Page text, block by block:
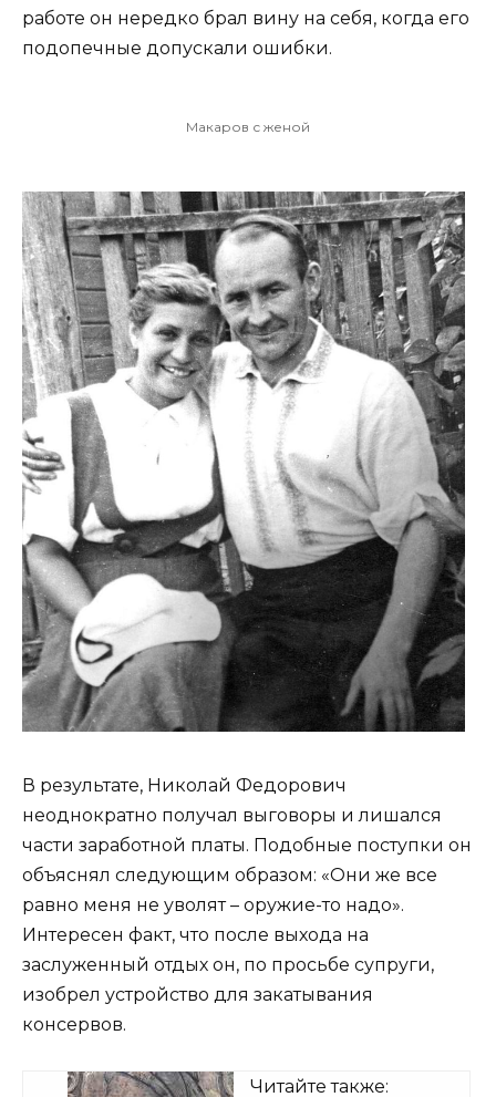
работе он нередко брал вину на себя, когда его
подопечные допускали ошибки.
Макаров с женой
В результате, Николай Федорович
неоднократно получал выговоры и лишался
части заработной платы. Подобные поступки он
объяснял следующим образом: «Они же все
равно меня не уволят – оружие-то надо».
Интересен факт, что после выхода на
заслуженный отдых он, по просьбе супруги,
изобрел устройство для закатывания
консервов.
Читайте также: